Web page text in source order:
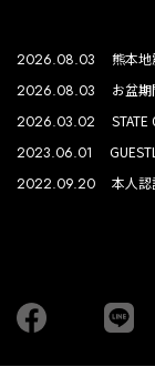
2026.08.03 熊本地
2026.08.03 お盆
2026.03.02
2023.06.01
2022.09.20 本人
Facebook